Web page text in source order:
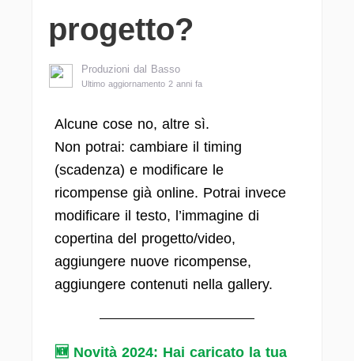
progetto?
Produzioni dal Basso
Ultimo aggiornamento 2 anni fa
Alcune cose no, altre sì.
Non potrai: cambiare il timing
(scadenza) e modificare le
ricompense già online. Potrai invece
modificare il testo, l’immagine di
copertina del progetto/video,
aggiungere nuove ricompense,
aggiungere contenuti nella gallery.
🆕 Novità 2024: Hai caricato la tua